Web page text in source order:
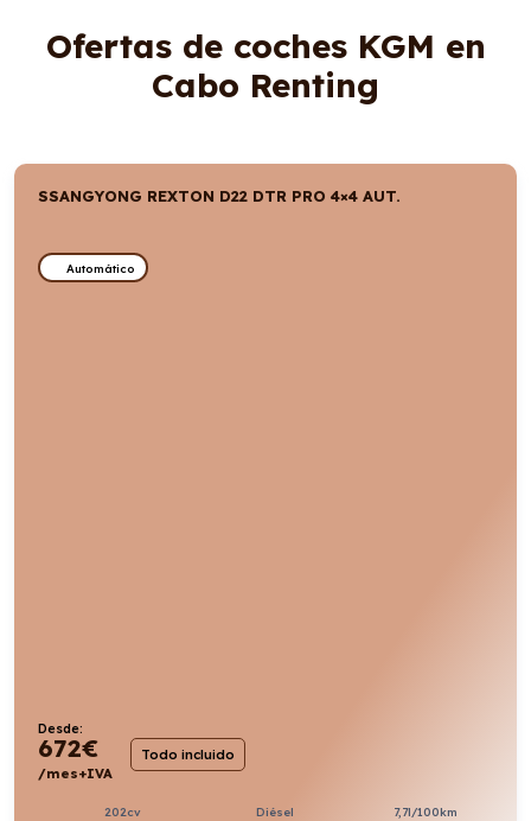
Ofertas de coches KGM en
Cabo Renting
SSANGYONG REXTON D22 DTR PRO 4×4 AUT.
Automático
Desde:
672€
/mes+IVA
Todo incluido
202cv Diésel 7,7l/100km